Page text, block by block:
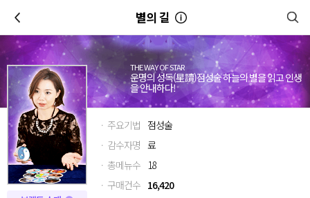
별의 길
THE WAY OF STAR
운명의 성독(星讀)점성술 하늘의 별을 읽고 인생
을 안내하다!
· 주요기법 점성술
· 감수자명 료
· 총메뉴수 18
· 구매건수 16,420